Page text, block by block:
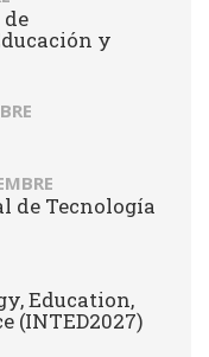
y
de Tecnología
Education,
(INTED2027)